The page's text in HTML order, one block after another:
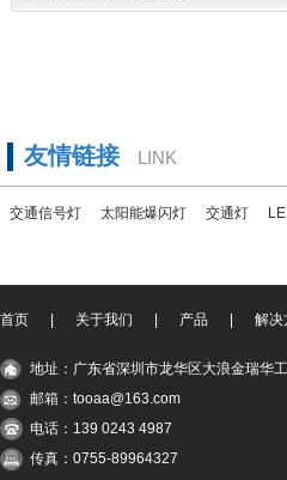
友情链接 LINK
交通信号灯 太阳能爆闪灯 交通灯
首页 关于我们 产品 解决
地址：广东省深圳市龙华区大浪金瑞华
邮箱：tooaa@163.com
电话：139 0243 4987
传真：0755-89964327